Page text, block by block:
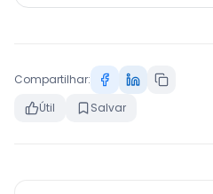
Compartilhar:
Útil
Salvar